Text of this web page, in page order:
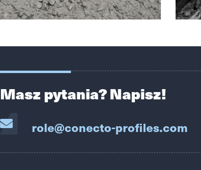
Masz pytania? Napisz!
role@conecto-profiles.com